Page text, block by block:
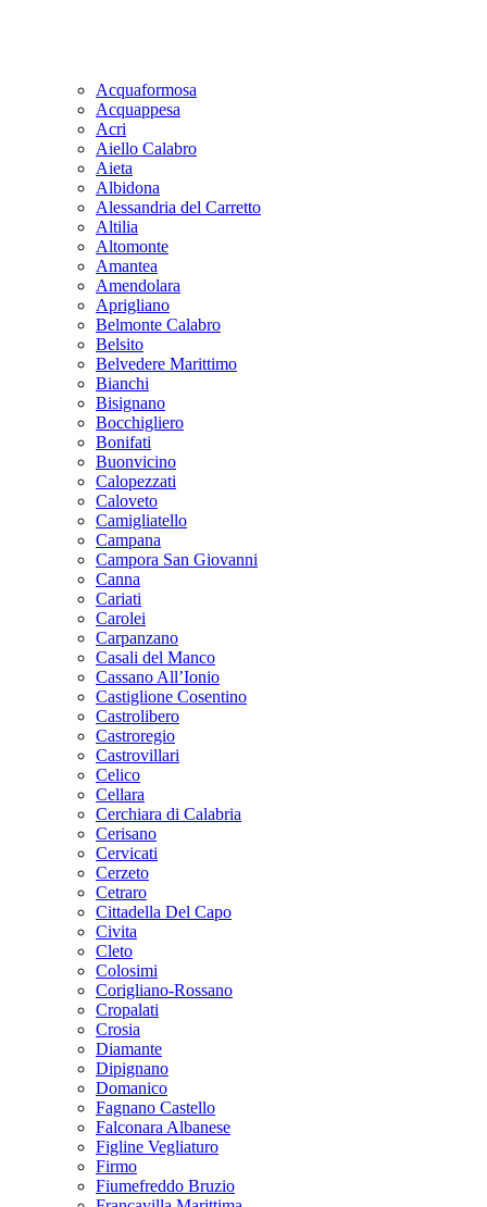
Acquaformosa
Acquappesa
Acri
Aiello Calabro
Aieta
Albidona
Alessandria del Carretto
Altilia
Altomonte
Amantea
Amendolara
Aprigliano
Belmonte Calabro
Belsito
Belvedere Marittimo
Bianchi
Bisignano
Bocchigliero
Bonifati
Buonvicino
Calopezzati
Caloveto
Camigliatello
Campana
Campora San Giovanni
Canna
Cariati
Carolei
Carpanzano
Casali del Manco
Cassano All’Ionio
Castiglione Cosentino
Castrolibero
Castroregio
Castrovillari
Celico
Cellara
Cerchiara di Calabria
Cerisano
Cervicati
Cerzeto
Cetraro
Cittadella Del Capo
Civita
Cleto
Colosimi
Corigliano-Rossano
Cropalati
Crosia
Diamante
Dipignano
Domanico
Fagnano Castello
Falconara Albanese
Figline Vegliaturo
Firmo
Fiumefreddo Bruzio